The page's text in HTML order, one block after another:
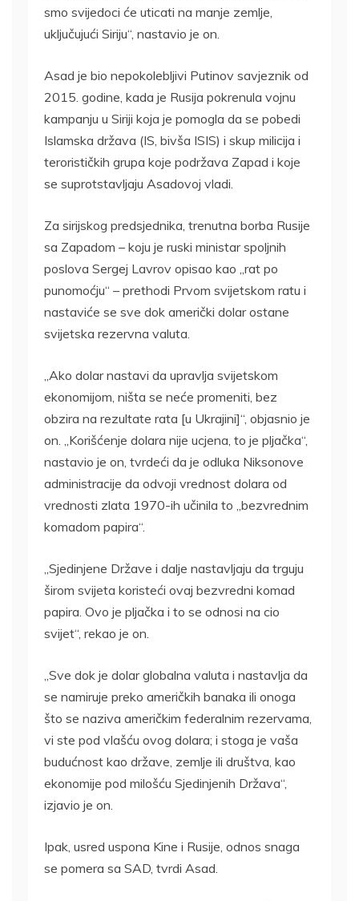
smo svijedoci će uticati na manje zemlje,
uključujući Siriju“, nastavio je on.
Asad je bio nepokolebljivi Putinov savjeznik od
2015. godine, kada je Rusija pokrenula vojnu
kampanju u Siriji koja je pomogla da se pobedi
Islamska država (IS, bivša ISIS) i skup milicija i
terorističkih grupa koje podržava Zapad i koje
se suprotstavljaju Asadovoj vladi.
Za sirijskog predsjednika, trenutna borba Rusije
sa Zapadom – koju je ruski ministar spoljnih
poslova Sergej Lavrov opisao kao „rat po
punomoćju“ – prethodi Prvom svijetskom ratu i
nastaviće se sve dok američki dolar ostane
svijetska rezervna valuta.
„Ako dolar nastavi da upravlja svijetskom
ekonomijom, ništa se neće promeniti, bez
obzira na rezultate rata [u Ukrajini]“, objasnio je
on. „Korišćenje dolara nije ucjena, to je pljačka“,
nastavio je on, tvrdeći da je odluka Niksonove
administracije da odvoji vrednost dolara od
vrednosti zlata 1970-ih učinila to „bezvrednim
komadom papira“.
„Sjedinjene Države i dalje nastavljaju da trguju
širom svijeta koristeći ovaj bezvredni komad
papira. Ovo je pljačka i to se odnosi na cio
svijet“, rekao je on.
„Sve dok je dolar globalna valuta i nastavlja da
se namiruje preko američkih banaka ili onoga
što se naziva američkim federalnim rezervama,
vi ste pod vlašću ovog dolara; i stoga je vaša
budućnost kao države, zemlje ili društva, kao
ekonomije pod milošću Sjedinjenih Država“,
izjavio je on.
Ipak, usred uspona Kine i Rusije, odnos snaga
se pomera sa SAD, tvrdi Asad.